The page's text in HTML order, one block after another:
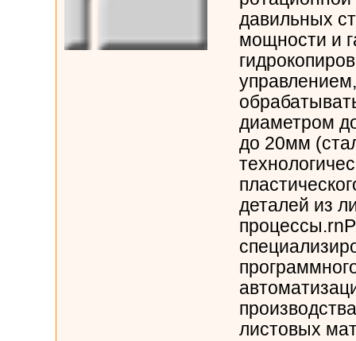
давильных
мощности и
диаметром
до 20мм
деталей из
листовых